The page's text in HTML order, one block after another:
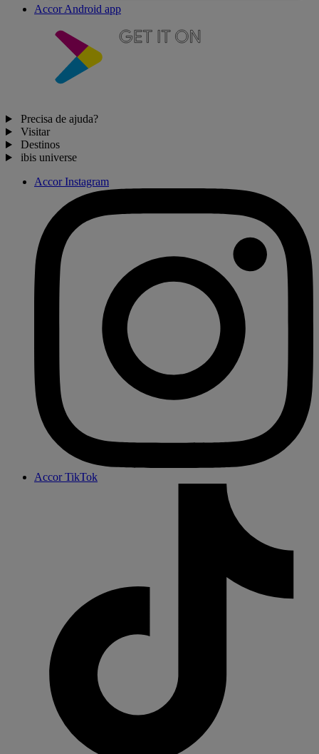
Accor Android app
Precisa de ajuda?
Visitar
Destinos
ibis universe
Accor Instagram
Accor TikTok